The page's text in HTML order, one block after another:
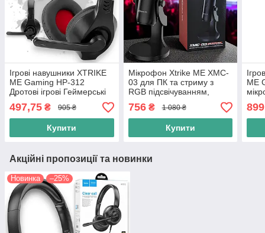
Ігрові навушники XTRIKE
ME Gaming HP-312
Дротові ігрові Геймерські
навушники гарнітура з
мікрофоном, чорний
497,75 ₴ 905 ₴
Купити
Мікрофон Xtrike ME XMC-
03 для ПК та стриму з
RGB підсвічуванням,
Мікрофон ігровий,
Мікрофон для стриму,
чорний
756₴ 1 080 ₴
Купити
ME
3.5
899
Акційні пропозиції та новинки
Новинка –25%